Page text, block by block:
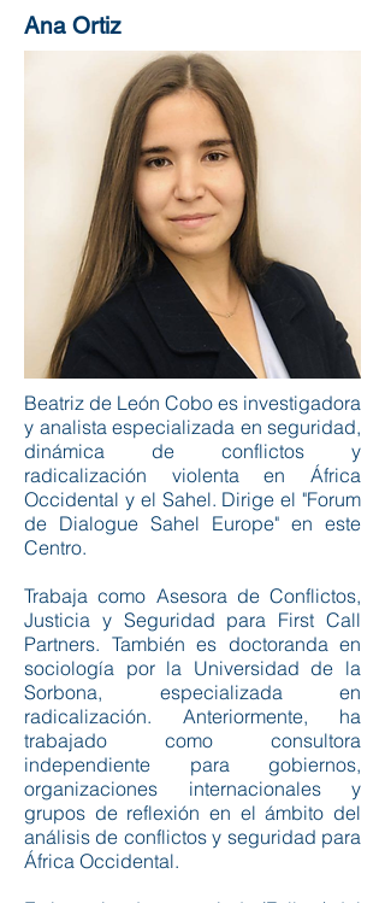
Ana Ortiz
Beatriz de León Cobo es investigadora
y analista especializada en seguridad,
dinámica de conflictos y
radicalización violenta en África
Occidental y el Sahel. Dirige el "Forum
de Dialogue Sahel Europe" en este
Centro.
Trabaja como Asesora de Conflictos,
Justicia y Seguridad para First Call
Partners. También es doctoranda en
sociología por la Universidad de la
Sorbona, especializada en
radicalización. Anteriormente, ha
trabajado como consultora
independiente para gobiernos,
organizaciones internacionales y
grupos de reflexión en el ámbito del
análisis de conflictos y seguridad para
África Occidental.